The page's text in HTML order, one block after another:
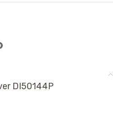
DI50144P